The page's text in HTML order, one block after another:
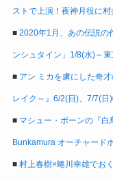
ストで上演！夜神月役に
■ 2020年1月、あの伝説
ンシュタイン」1/8(水)～
■ アン ミカを虜にした奇
レイク～』6/2(日)、7/7(日
■ マシュー・ボーンの『
Bunkamura オーチャード
■ 村上春樹×蜷川幸雄でお